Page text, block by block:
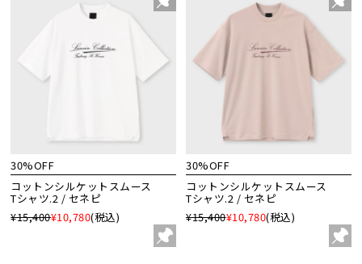
30%OFF
コットンシルケットスムース
Tシャツ.2 / セネピ
¥15,400¥10,780(税込)
30%OFF
コットンシルケットスムース
Tシャツ.2 / セネピ
¥15,400¥10,780(税込)